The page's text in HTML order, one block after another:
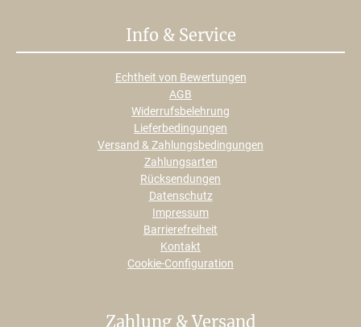
Info & Service
Echtheit von Bewertungen
AGB
Widerrufsbelehrung
Lieferbedingungen
Versand & Zahlungsbedingungen
Zahlungsarten
Rücksendungen
Datenschutz
Impressum
Barrierefreiheit
Kontakt
Cookie-Configuration
Zahlung & Versand